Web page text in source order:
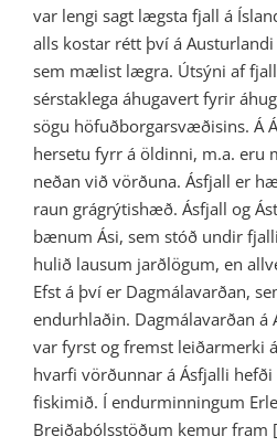
var lengi sagt lægsta fjall á
alls kostar rétt því á
sem mælist lægra. Útsýni af
sérstaklega áhugavert fyrir
sögu höfuðborgarsvæðisins. Á
hersetu fyrr á öldinni, m.a. eru
neðan við vörðuna. Ásfjall er
raun grágrýtishæð. Ásfjall og
bænum Ási, sem stóð undir
hulið lausum jarðlögum, en
Efst á því er Dagmálavarðan,
endurhlaðin. Dagmálavarðan á
var fyrst og fremst leiðarmerki
hvarfi vörðunnar á Ásfjalli
fiskimið. Í endurminningum
Breiðabólsstöðum kemur fram